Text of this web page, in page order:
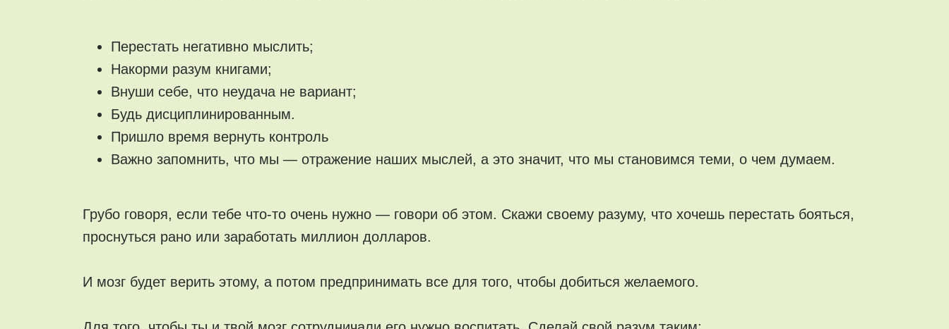
Перестать негативно мыслить;
Накорми разум книгами;
Внуши себе, что неудача не вариант;
Будь дисциплинированным.
Пришло время вернуть контроль
Важно запомнить, что мы — отражение наших мыслей, а это значит, что мы становимся теми, о чем думаем.
Грубо говоря, если тебе что-то очень нужно — говори об этом. Скажи своему разуму, что хочешь перестать бояться,
проснуться рано или заработать миллион долларов.
И мозг будет верить этому, а потом предпринимать все для того, чтобы добиться желаемого.